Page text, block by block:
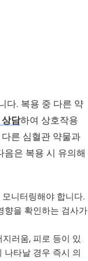
다. 복용 중 다른 약
담하여 상호작용
른 심혈관 약물과
음은 복용 시 유의해
니터링해야 합니다.
향을 확인하는 검사가
러움, 피로 등이 있
나타날 경우 즉시 의